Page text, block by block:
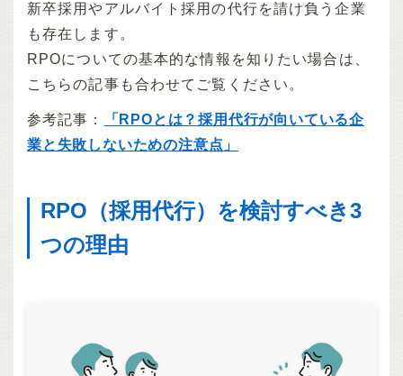
新卒採用やアルバイト採用の代行を請け負う企業
も存在します。
RPOについての基本的な情報を知りたい場合は、
こちらの記事も合わせてご覧ください。
参考記事：
「RPOとは？採用代行が向いている企
業と失敗しないための注意点」
RPO（採用代行）を検討すべき3
つの理由